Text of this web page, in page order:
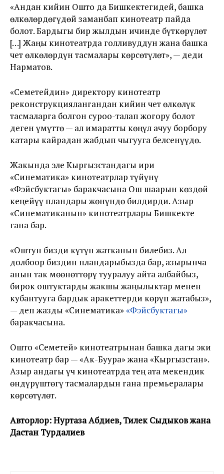
«Андан кийин Ошто да Бишкектегидей, башка
өлкөлөрдөгүдөй заманбап кинотеатр пайда
болот. Бардыгы бир жылдын ичинде бүткөрүлөт
[…] Жаңы кинотеатрда голливуддун жана башка
чет өлкөлөрдүн тасмалары көрсөтүлөт», — деди
Нарматов.
«Семетейдин» директору кинотеатр
реконструкциялангандан кийин чет өлкөлүк
тасмаларга болгон суроо-талап жогору болот
деген үмүттө — ал имаратты көңүл ачуу борбору
катары кайрадан жабдып чыгууга белсенүүдө.
Жакында эле Кыргызстандагы ири
«Синематика» кинотеатрлар түйүнү
«Фэйсбуктагы» баракчасына Ош шаарын көздөй
кеңейүү пландары жөнүндө билдирди. Азыр
«Синематиканын» кинотеатрлары Бишкекте
гана бар.
«Оштун бизди күтүп жатканын билебиз. Ал
долбоор биздин пландарыбызда бар, азырынча
анын так мөөнөттөрү тууралуу айта албайбыз,
бирок оштуктарды жакшы жаңылыктар менен
кубантууга бардык аракеттерди көрүп жатабыз»,
— деп жазды «Синематика»«Фэйсбуктагы»
баракчасына.
Ошто «Семетей» кинотеатрынан башка дагы эки
кинотеатр бар — «Ак-Буура» жана «Кыргызстан».
Азыр андагы үч кинотеатрда тең ата мекендик
өндүрүштөгү тасмалардын гана премьералары
көрсөтүлөт.
Авторлор: Нуртаза Абдиев, Тилек Сыдыков жана
Дастан Турдалиев